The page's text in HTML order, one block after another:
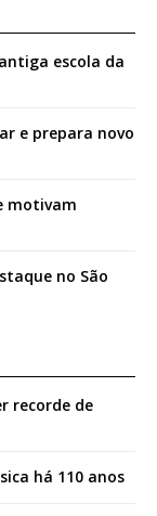
escola da
e prepara novo
motivam
no São
recorde de
há 110 anos